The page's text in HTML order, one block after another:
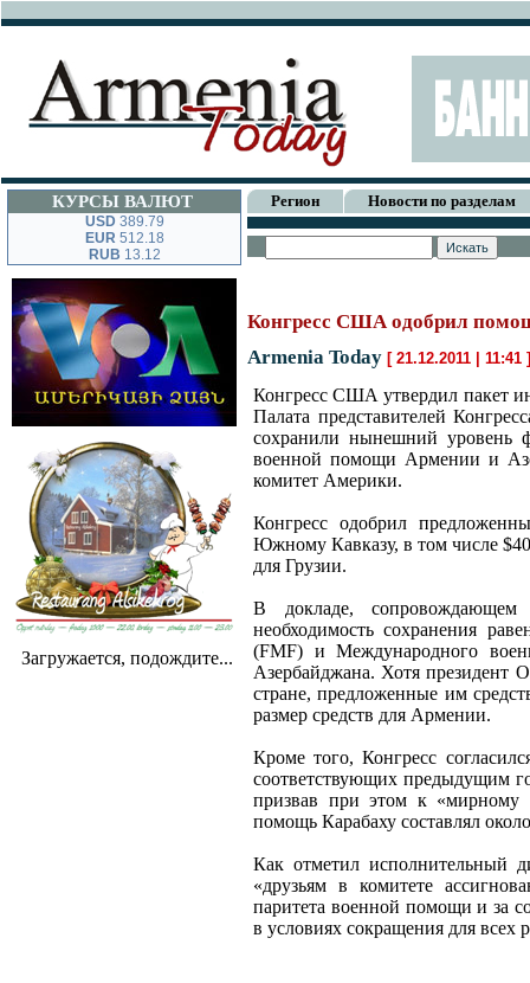
КУРСЫ ВАЛЮТ
USD 389.79
EUR 512.18
RUB 13.12
Загружается, подождите...
Регион Новости по разделам
Конгресс США одобрил
Armenia Today [ 21.12.2011 | 11:41
Конгресс США утвердил пакет
Палата представителей
сохранили нынешний уровень
военной помощи Армении и
комитет Америки.
Конгресс одобрил
Южному Кавказу, в том числе
для Грузии.
В докладе,
необходимость сохранения
(FMF) и Международного
Азербайджана. Хотя президент
стране, предложенные им
размер средств для Армении.
Кроме того, Конгресс
соответствующих предыдущим
призвав при этом к «мирному
помощь Карабаху составлял
Как отметил
«друзьям в комитете
паритета военной помощи и за
в условиях сокращения для